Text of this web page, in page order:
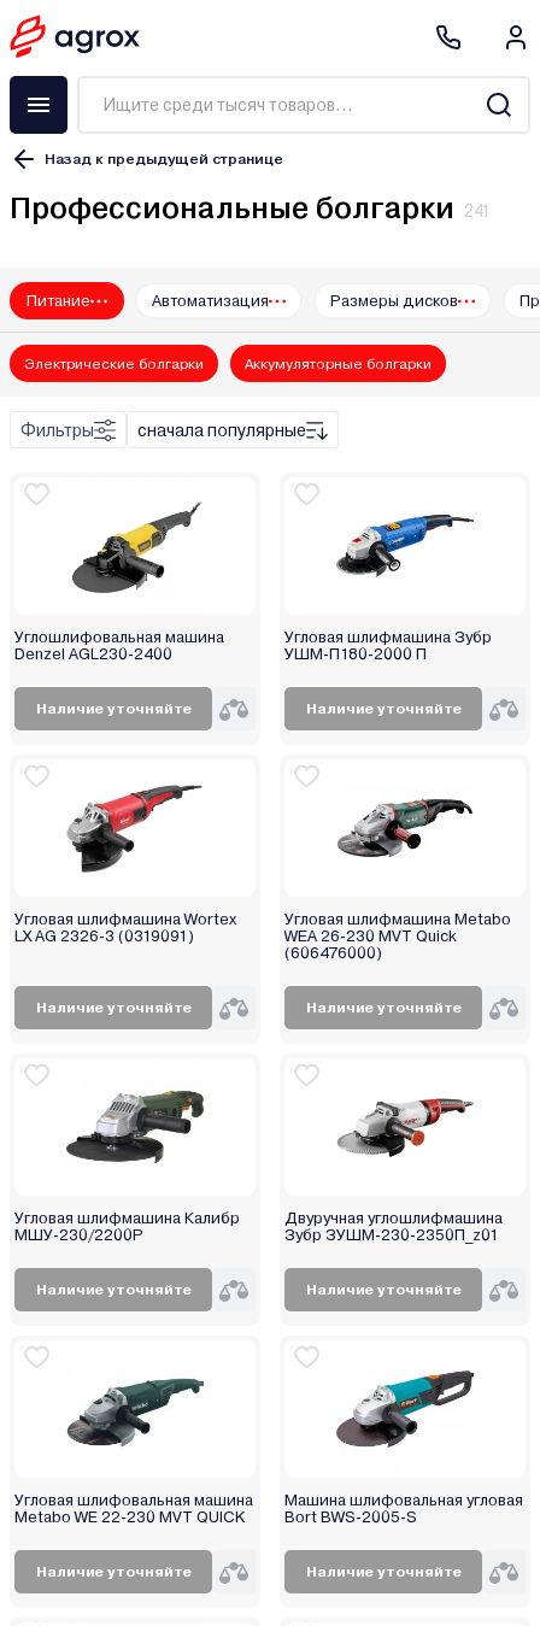
Назад к предыдущей странице
Профессиональные болгарки 241
3M
ACDC
AEG
BifAces
Bosch (Бош)
Brait
CAT
Crown
Deli
Denzel
DeWalt
DongCheng
DWT
Edon
Einhell
ETECH
EuroBoor
Fein
Festool
FIT
Forsage
FTL
80 мм
100 мм
115 мм
150 мм
180 мм
Питание Автоматизация Размеры дисков
Электрические болгарки Аккумуляторные болгарки
Фильтры сначала популярные
Углошлифовальная машина
Denzel AGL230-2400
Наличие уточняйте
Угловая шлифмашина Зубр
УШМ-П180-2000 П
Наличие уточняйте
Угловая шлифмашина Wortex
LX AG 2326-3 (0319091)
Наличие уточняйте
Угловая шлифмашина Metabo
WEA 26-230 MVT Quick
(606476000)
Наличие уточняйте
Угловая шлифмашина Калибр
МШУ-230/2200Р
Наличие уточняйте
Двуручная углошлифмашина
Зубр ЗУШМ-230-2350П_z01
Наличие уточняйте
Угловая шлифовальная машина
Metabo WE 22-230 MVT QUICK
Наличие уточняйте
Машина шлифовальная угловая
Bort BWS-2005-S
Наличие уточняйте